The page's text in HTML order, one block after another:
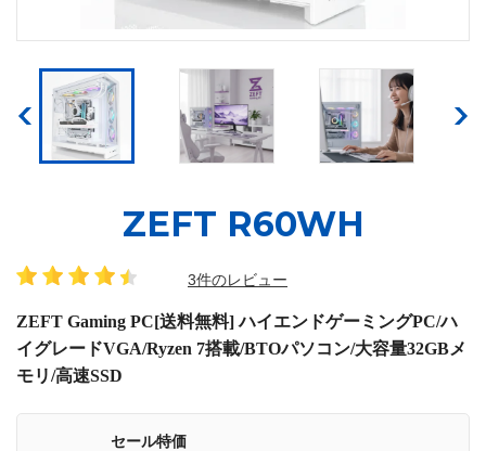
ZEFT R60WH
3件のレビュー
ZEFT Gaming PC[送料無料] ハイエンドゲーミングPC/ハ
イグレードVGA/Ryzen 7搭載/BTOパソコン/大容量32GBメ
モリ/高速SSD
セール特価